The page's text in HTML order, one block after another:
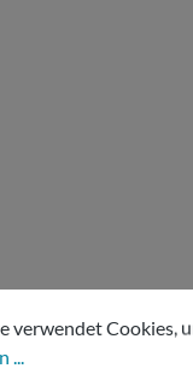
Cookies, um
verwendet Cookies,